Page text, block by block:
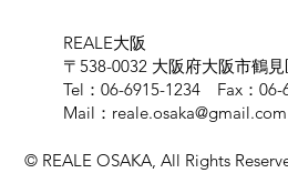
© REALE OSAKA, All Rights
REALE大阪
〒538-0032 大阪府大阪市鶴
Tel：06-6915-1234 Fax：06-
Mail： reale.osaka@gmail.com